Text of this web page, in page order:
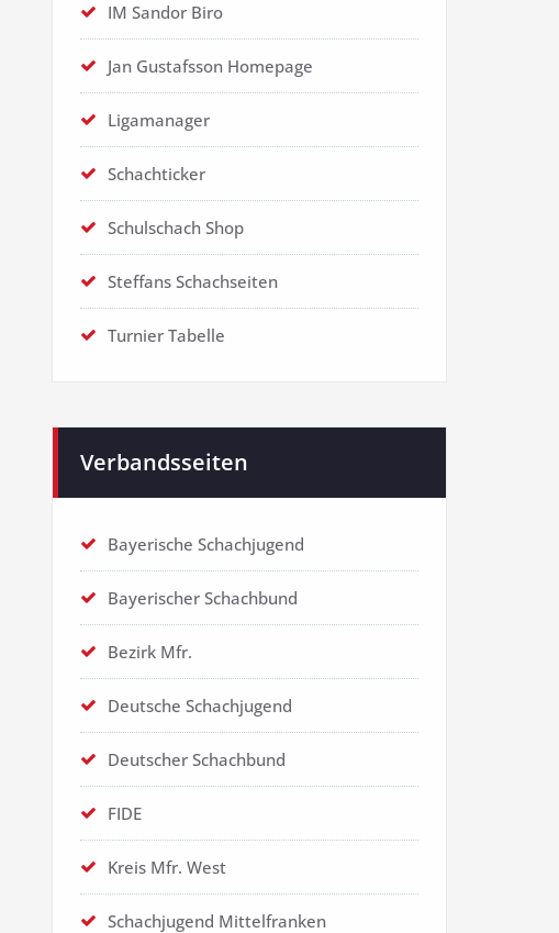
IM Sandor Biro
Jan Gustafsson Homepage
Ligamanager
Schachticker
Schulschach Shop
Steffans Schachseiten
Turnier Tabelle
Verbandsseiten
Bayerische Schachjugend
Bayerischer Schachbund
Bezirk Mfr.
Deutsche Schachjugend
Deutscher Schachbund
FIDE
Kreis Mfr. West
Schachjugend Mittelfranken